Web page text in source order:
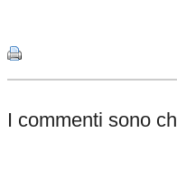
I commenti sono